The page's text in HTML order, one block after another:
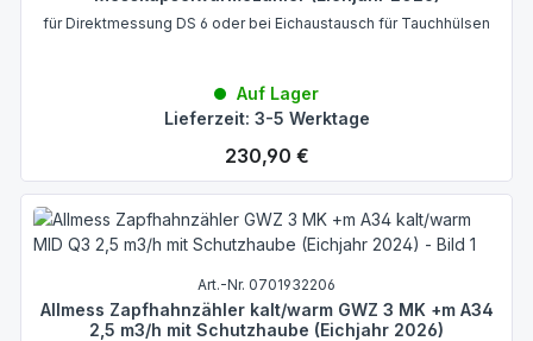
für Direktmessung DS 6 oder bei Eichaustausch für Tauchhülsen
Auf Lager
Lieferzeit: 3-5 Werktage
Regulärer Preis:
230,90 €
Art.-Nr. 0701932206
Allmess Zapfhahnzähler kalt/warm GWZ 3 MK +m A34
2,5 m3/h mit Schutzhaube (Eichjahr 2026)